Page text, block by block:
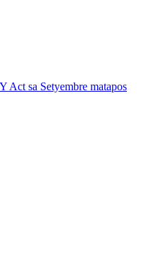
Act sa Setyembre matapos